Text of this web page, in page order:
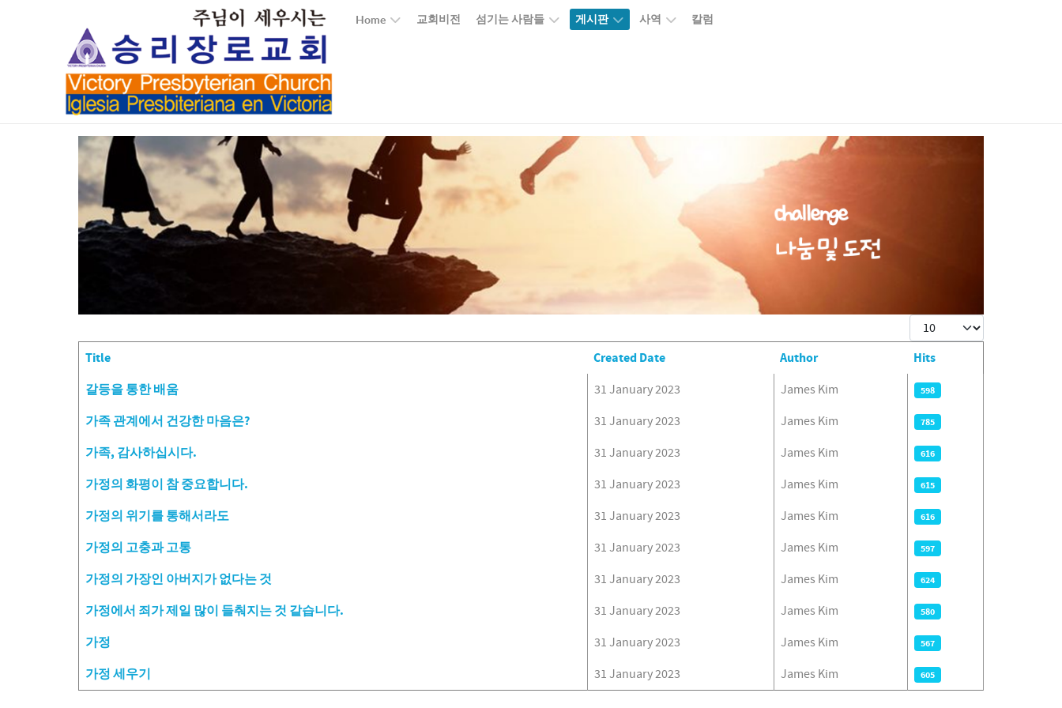
Home 교회비전 섬기는 사람들 게시판 사역 칼럼
Display #
Articles
Title Created Date Author Hits
갈등을 통한 배움 31 January 2023 James Kim 598
가족 관계에서 건강한 마음은? 31 January 2023 James Kim 785
가족, 감사하십시다. 31 January 2023 James Kim 616
가정의 화평이 참 중요합니다. 31 January 2023 James Kim 615
가정의 위기를 통해서라도 31 January 2023 James Kim 616
가정의 고충과 고통 31 January 2023 James Kim 597
가정의 가장인 아버지가 없다는 것 31 January 2023 James Kim 624
가정에서 죄가 제일 많이 들춰지는 것 같습니다. 31 January 2023 James Kim 580
가정 31 January 2023 James Kim 567
가정 세우기 31 January 2023 James Kim 605